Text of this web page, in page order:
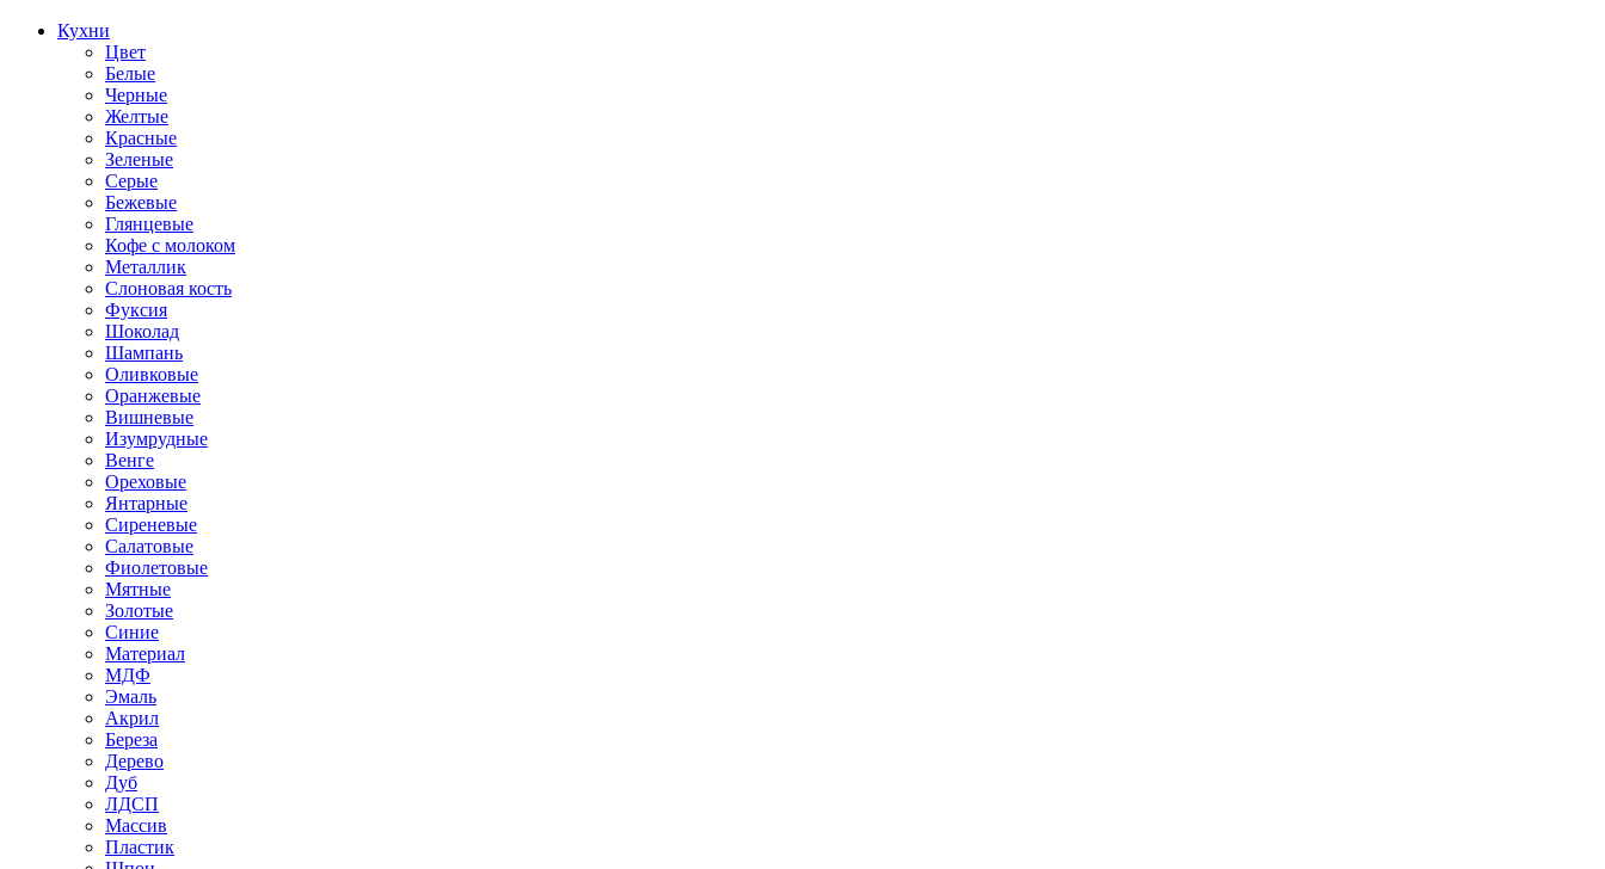
Кухни
Цвет
Белые
Черные
Желтые
Красные
Зеленые
Серые
Бежевые
Глянцевые
Кофе с молоком
Металлик
Слоновая кость
Фуксия
Шоколад
Шампань
Оливковые
Оранжевые
Вишневые
Изумрудные
Венге
Ореховые
Янтарные
Сиреневые
Салатовые
Фиолетовые
Мятные
Золотые
Синие
Материал
МДФ
Эмаль
Акрил
Береза
Дерево
Дуб
ЛДСП
Массив
Пластик